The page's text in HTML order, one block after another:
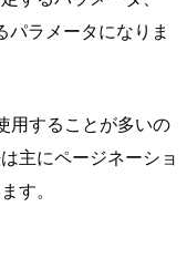
ラメータになりま
用することが多いの
主にページネーショ
す。